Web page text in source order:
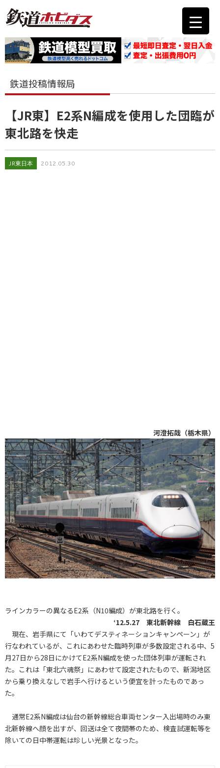
鉄道投稿情報局
【JR東】E2系N編成を使用した団臨が
東北路を快走
JR東日本 2012.05.30
河澄拓哉（栃木県）
ラインカラーの異なるE2系（N10編成）が東北路を行く。
‘12.5.27 東北新幹線 白石蔵王
現在、岩手県にて「いわてデスティネーションキャンペーン」が
行なわれているが、これにあわせた臨時列車が多数設定される中、5
月27日から28日にかけてE2系N編成を使った団体列車が運転され
た。これは「東北六魂祭」にあわせて設定されたもので、新潟地区
から乗り換えなしで岩手へ行けるという便宜を計ったものであっ
た。
通常E2系N編成は仙台の新幹線総合車両センター入出場時のみ東
北新幹線へ顔を出すが、回送は全て夜間帯のため、検査試運転等を
除いての日中帯運転は珍しい光景となった。